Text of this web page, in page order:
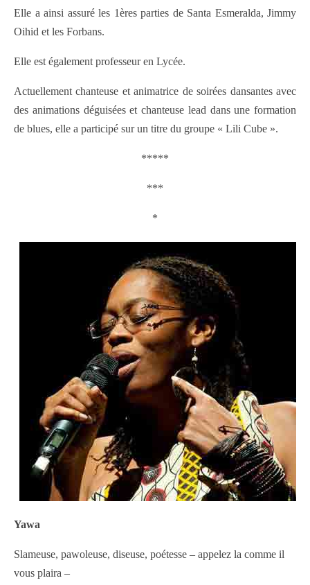
Elle a ainsi assuré les 1ères parties de Santa Esmeralda, Jimmy
Oihid et les Forbans.
Elle est également professeur en Lycée.
Actuellement chanteuse et animatrice de soirées dansantes avec
des animations déguisées et chanteuse lead dans une formation
de blues, elle a participé sur un titre du groupe « Lili Cube ».
*****
***
*
Yawa
Slameuse, pawoleuse, diseuse, poétesse – appelez la comme il
vous plaira –